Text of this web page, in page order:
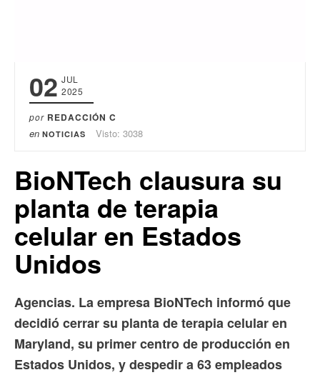
02 JUL
2025
por REDACCIÓN C
en NOTICIAS Visto: 3038
BioNTech clausura su
planta de terapia
celular en Estados
Unidos
Agencias. La empresa BioNTech informó que
decidió cerrar su planta de terapia celular en
Maryland, su primer centro de producción en
Estados Unidos, y despedir a 63 empleados